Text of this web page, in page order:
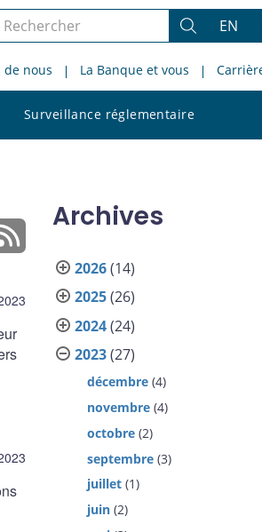
Rechercher
EN
de nous La Banque et vous
Surveillance réglementaire
le
Archives
2026(14)
2025(26)
2024(24)
2023(27)
décembre (4)
novembre (4)
octobre (2)
septembre (3)
juillet (1)
juin (2)